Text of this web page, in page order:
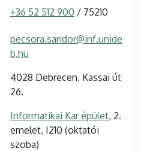
+36 52 512 900 / 75210
pecsora.sandor@inf.unide
b.hu
4028 Debrecen, Kassai út
26.
Informatikai Kar épület, 2.
emelet, I210 (oktatói
szoba)